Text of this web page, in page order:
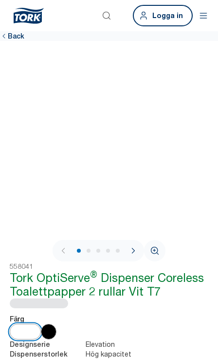
Logga in
Back
1 / 7
558041
Tork OptiServe® Dispenser Coreless
Toalettpapper 2 rullar Vit T7
Färg
Designserie Elevation
Dispenserstorlek Hög kapacitet